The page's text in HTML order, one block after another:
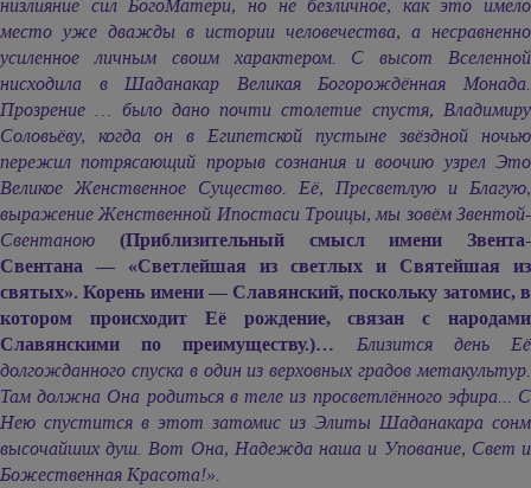
низлияние сил БогоМатери, но не безличное, как это имело
место уже дважды в истории человечества, а несравненно
усиленное личным своим характером. С высот Вселенной
нисходила в Шаданакар Великая Богорождённая Монада.
Прозрение … было дано почти столетие спустя, Владимиру
Соловьёву, когда он в Египетской пустыне звёздной ночью
пережил потрясающий прорыв сознания и воочию узрел Это
Великое Женственное Существо. Её, Пресветлую и Благую,
выражение Женственной Ипостаси Троицы, мы зовём Звентой-
Свентаною
(Приблизительный смысл имени Звента-
Свентана — «Светлейшая из светлых и Святейшая из
святых». Корень имени — Славянский, поскольку затомис, в
котором происходит Её рождение, связан с народами
Славянскими по преимуществу.)…
Близится день Её
долгожданного спуска в один из верховных градов метакультур.
Там должна Она родиться в теле из просветлённого эфира... С
Нею спустится в этот затомис из Элиты Шаданакара сонм
высочайших душ. Вот Она, Надежда наша и Упование, Свет и
Божественная Красота!».